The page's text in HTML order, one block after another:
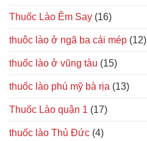
Thuốc Lào Êm Say (16)
thuôc lào ở ngã ba cái mép (12)
thuốc lào ở vũng tàu (15)
thuốc lào phú mỹ bà rịa (13)
Thuốc Lào quận 1 (17)
thuốc lào Thủ Đức (4)